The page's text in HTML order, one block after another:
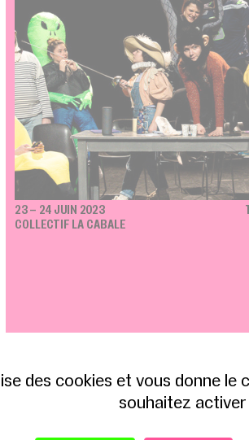
23 – 24 JUIN 2023
COLLECTIF LA CABALE
Kermesse
des cookies et vous donne le
souhaitez activer